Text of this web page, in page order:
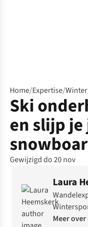
Home/Expertise/
Ski
en slijp je
Gewijzigd do 20 nov
Laura
Meer